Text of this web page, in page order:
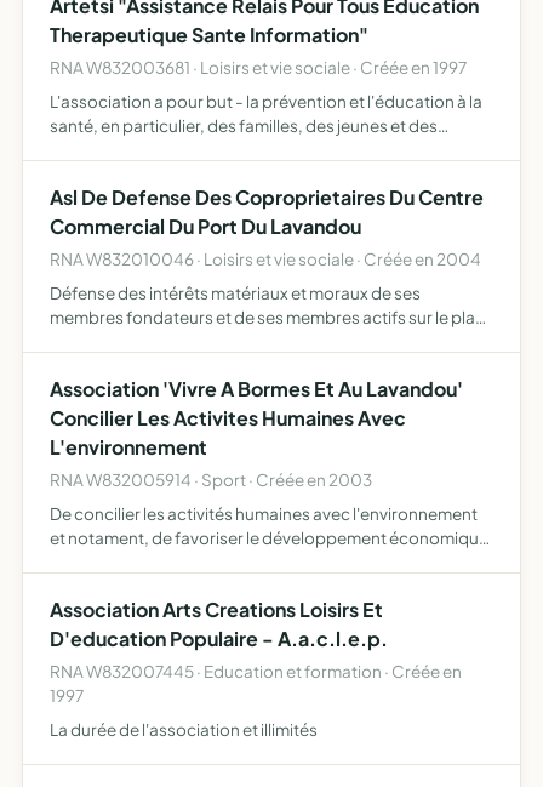
Artetsi "Assistance Relais Pour Tous Education
Therapeutique Sante Information"
RNA W832003681 · Loisirs et vie sociale · Créée en 1997
L'association a pour but - la prévention et l'éducation à la
santé, en particulier, des familles, des jeunes et des
Asl De Defense Des Coproprietaires Du Centre
Commercial Du Port Du Lavandou
RNA W832010046 · Loisirs et vie sociale · Créée en 2004
Défense des intérêts matériaux et moraux de ses
membres fondateurs et de ses membres actifs sur le plan
en cas…
Association 'Vivre A Bormes Et Au Lavandou'
Concilier Les Activites Humaines Avec
L'environnement
RNA W832005914 · Sport · Créée en 2003
De concilier les activités humaines avec l'environnement
et notament, de favoriser le développement économique,
Association Arts Creations Loisirs Et
D'education Populaire - A.a.c.l.e.p.
RNA W832007445 · Education et formation · Créée en
1997
La durée de l'association et illimités